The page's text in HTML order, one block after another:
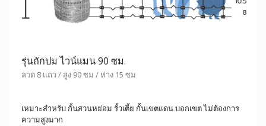
รุ่นถักปม ไวน์แมน 90 ซม.
ลวด 8 แถว / สูง 90 ซม / ห่าง 15 ซม
เหมาะสำหรับ กั้นสวนหย่อม รั้วเตี้ย กั้นเขตแดน บอกเขต ไม่ต้องการ
ความสูงมาก